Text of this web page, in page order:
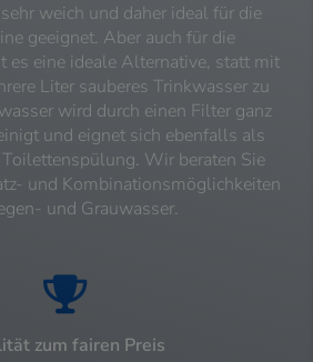
weich und daher ideal für die
geeignet. Aber auch für die
es eine ideale Alternative, statt mit
Liter sauberes Trinkwasser zu
wird durch einen Filter ganz
und eignet sich ebenfalls als
Wir beraten Sie
und Kombinationsmöglichkeiten
und Grauwasser.
zum fairen Preis